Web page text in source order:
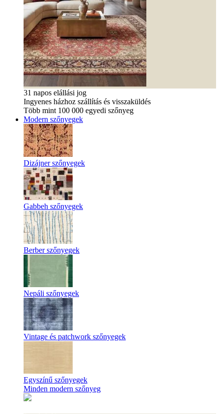
31 napos elállási jog
Ingyenes házhoz szállítás és visszaküldés
Több mint 100 000 egyedi szőnyeg
Modern szőnyegek
Dizájner szőnyegek
Gabbeh szőnyegek
Berber szőnyegek
Nepáli szőnyegek
Vintage és patchwork szőnyegek
Egyszínű szőnyegek
Minden modern szőnyeg